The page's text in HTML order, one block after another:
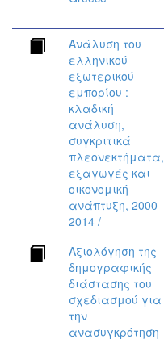
Ανάλυση του
ελληνικού
εξωτερικού
εμπορίου :
κλαδική
ανάλυση,
συγκριτικά
πλεονεκτήματα,
εξαγωγές και
οικονομική
ανάπτυξη, 2000-
2014 /
Αξιολόγηση της
δημογραφικής
διάστασης του
σχεδιασμού για
την
ανασυγκρότηση